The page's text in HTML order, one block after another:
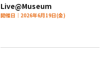
Live@Museum
開催日｜2026年6月19日(金)